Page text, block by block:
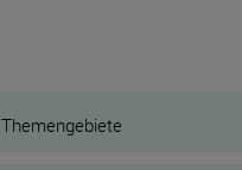
Themengebiete